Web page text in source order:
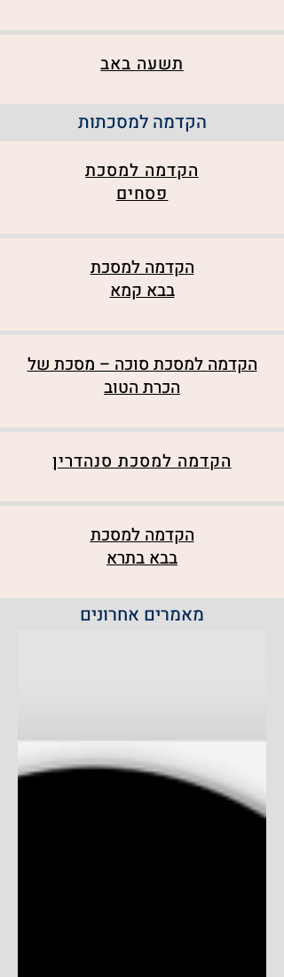
תשעה באב
הקדמה למסכתות
הקדמה למסכת
פסחים
הקדמה למסכת
בבא קמא
הקדמה למסכת סוכה – מסכת של
הכרת הטוב
הקדמה למסכת סנהדרין
הקדמה למסכת
בבא בתרא
מאמרים אחרונים